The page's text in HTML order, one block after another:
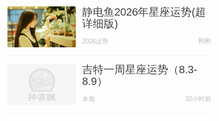
双鱼座、处女座、射手座与双子座0°—3°内
的话，你也会是他们中的一员。这会是改变
居家环境甚至搬家的恰当时机，不过既然天
王星是觉醒之星，意料之外的事件也可能会
催生出你原本无意做出的改变。
静电鱼2026年星座运势(超
详细版)
2026运势 刚刚
吉特一周星座运势（8.3-
8.9）
本周 32小时前